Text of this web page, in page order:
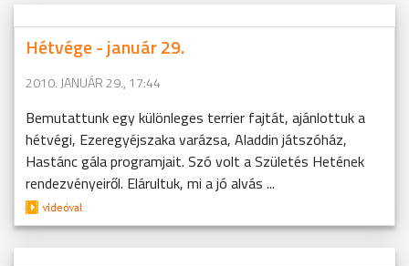
Hétvége - január 29.
2010. JANUÁR 29., 17:44
Bemutattunk egy különleges terrier fajtát, ajánlottuk a
hétvégi, Ezeregyéjszaka varázsa, Aladdin játszóház,
Hastánc gála programjait. Szó volt a Születés Hetének
rendezvényeiről. Elárultuk, mi a jó alvás ...